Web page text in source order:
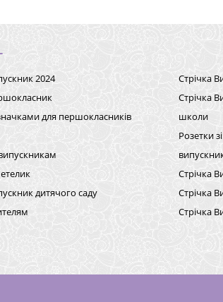
2024
для першокласників
дитячого саду
Стрічка
Стрічка
школи
Розетки
Стрічка
Стрічка
Стрічка